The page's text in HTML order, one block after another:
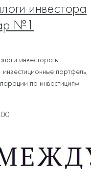
инвестора
№1
инвестора в
портфель,
по инвестициям